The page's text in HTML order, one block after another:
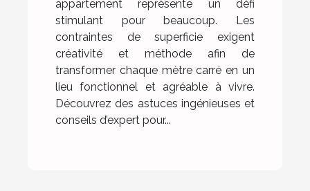
appartement représente un défi
stimulant pour beaucoup. Les
contraintes de superficie exigent
créativité et méthode afin de
transformer chaque mètre carré en un
lieu fonctionnel et agréable à vivre.
Découvrez des astuces ingénieuses et
conseils d’expert pour...